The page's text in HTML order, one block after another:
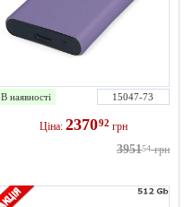
В наявності 15047-73
Ціна: 237092 грн
395154 грн